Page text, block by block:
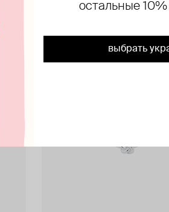
остальные
выбрать